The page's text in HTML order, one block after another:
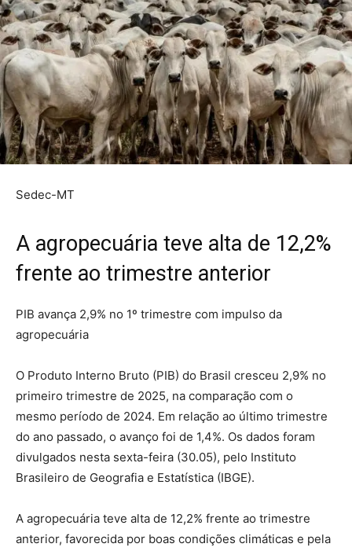
Sedec-MT
A agropecuária teve alta de 12,2%
frente ao trimestre anterior
PIB avança 2,9% no 1º trimestre com impulso da
agropecuária
O Produto Interno Bruto (PIB) do Brasil cresceu 2,9% no
primeiro trimestre de 2025, na comparação com o
mesmo período de 2024. Em relação ao último trimestre
do ano passado, o avanço foi de 1,4%. Os dados foram
divulgados nesta sexta-feira (30.05), pelo Instituto
Brasileiro de Geografia e Estatística (IBGE).
A agropecuária teve alta de 12,2% frente ao trimestre
anterior, favorecida por boas condições climáticas e pela